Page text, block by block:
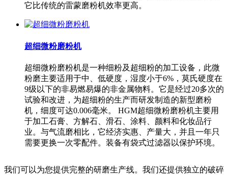
它比传统的雷蒙磨粉机效率更高。
超细微粉磨粉机
超细微粉磨粉机是一种细粉及超细粉的加工设备，此微
粉磨主要适用于中、低硬度，湿度小于6%，莫氏硬度在
9级以下的非易燃易爆的非金属物料。它是经过20多次的
试验和改进，为超细粉的生产而研发制造的新型磨粉
机，细度可达0.006毫米。 HGM超细微粉磨粉机主要用
于加工石膏、方解石、滑石、涂料、颜料和化妆品行
业。与气流磨相比，它经济实惠、产量大，并且一年只
需要更换一次零配件。装备有袋式过滤器以保护环境。
我们可以为您提供完整的研磨生产线。我们还提供独立的破碎